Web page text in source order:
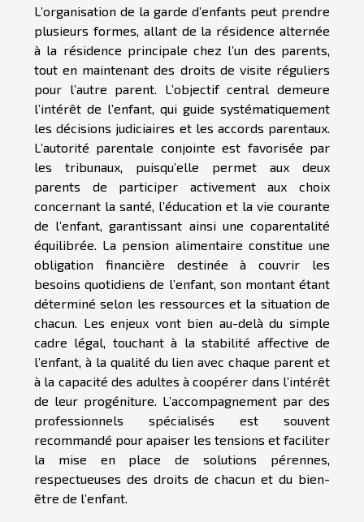
L’organisation de la garde d’enfants peut prendre
plusieurs formes, allant de la résidence alternée
à la résidence principale chez l’un des parents,
tout en maintenant des droits de visite réguliers
pour l’autre parent. L’objectif central demeure
l’intérêt de l’enfant, qui guide systématiquement
les décisions judiciaires et les accords parentaux.
L’autorité parentale conjointe est favorisée par
les tribunaux, puisqu’elle permet aux deux
parents de participer activement aux choix
concernant la santé, l’éducation et la vie courante
de l’enfant, garantissant ainsi une coparentalité
équilibrée. La pension alimentaire constitue une
obligation financière destinée à couvrir les
besoins quotidiens de l’enfant, son montant étant
déterminé selon les ressources et la situation de
chacun. Les enjeux vont bien au-delà du simple
cadre légal, touchant à la stabilité affective de
l’enfant, à la qualité du lien avec chaque parent et
à la capacité des adultes à coopérer dans l’intérêt
de leur progéniture. L’accompagnement par des
professionnels spécialisés est souvent
recommandé pour apaiser les tensions et faciliter
la mise en place de solutions pérennes,
respectueuses des droits de chacun et du bien-
être de l’enfant.